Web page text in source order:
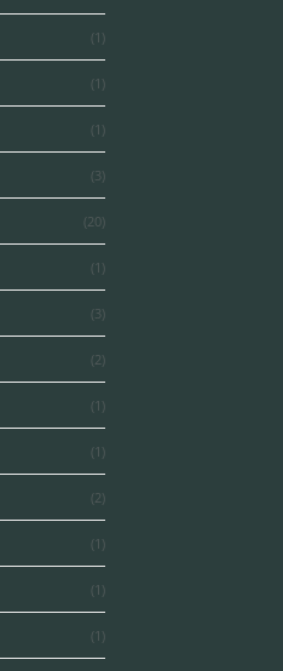
(1)
(1)
(1)
(3)
(20)
(1)
(3)
(2)
(1)
(1)
(2)
(1)
(1)
(1)